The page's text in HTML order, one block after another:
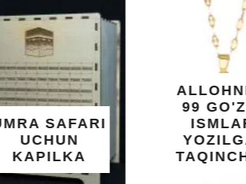
ALLOHNING
99 GO'ZAL
ISMLARI
YOZILGAN
TAQINCHOQ